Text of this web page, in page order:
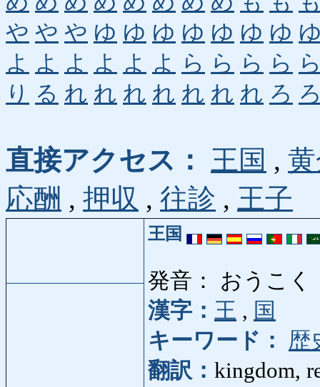
や や や ゆ ゆ ゆ ゆ ゆ ゆ ゆ
よ よ よ よ よ よ ら ら ら ら
り る れ れ れ れ れ れ れ ろ
直接アクセス： 王国 ,
応酬 , 押収 , 往診 , 王子
王国
発音： おうこく
漢字： 王 , 国
キーワード：
歴
翻訳： kingdom,